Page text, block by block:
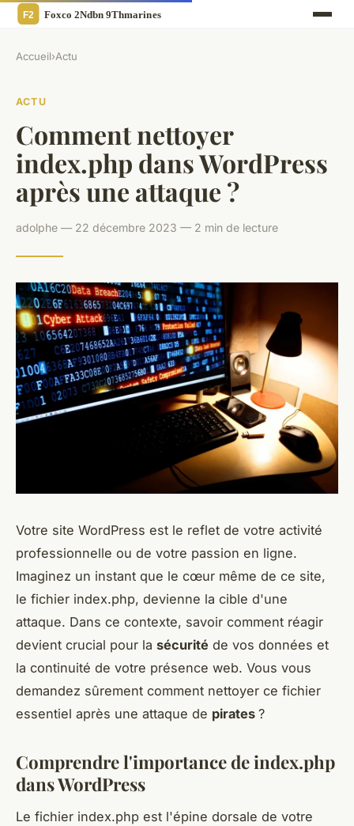
Accueil›Actu
ACTU
Comment nettoyer
index.php dans WordPress
après une attaque ?
adolphe — 22 décembre 2023 — 2 min de lecture
Votre site WordPress est le reflet de votre activité
professionnelle ou de votre passion en ligne.
Imaginez un instant que le cœur même de ce site,
le fichier index.php, devienne la cible d'une
attaque. Dans ce contexte, savoir comment réagir
devient crucial pour la sécurité de vos données et
la continuité de votre présence web. Vous vous
demandez sûrement comment nettoyer ce fichier
essentiel après une attaque de pirates ?
Comprendre l'importance de index.php
dans WordPress
Le fichier index.php est l'épine dorsale de votre